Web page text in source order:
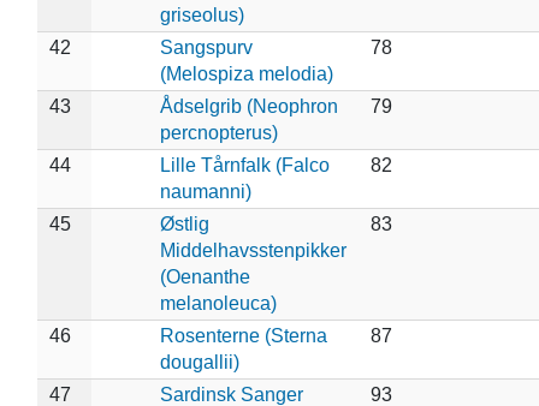
griseolus)
42
Sangspurv
(Melospiza melodia)
78
43
Ådselgrib (Neophron
percnopterus)
79
44
Lille Tårnfalk (Falco
naumanni)
82
45
Østlig
Middelhavsstenpikker
(Oenanthe
melanoleuca)
83
46
Rosenterne (Sterna
dougallii)
87
47
Sardinsk Sanger
93